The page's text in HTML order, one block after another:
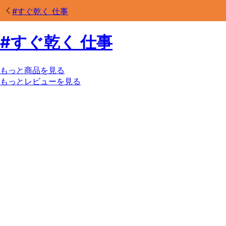
#すぐ乾く 仕事
#すぐ乾く 仕事
もっと商品を見る
もっとレビューを見る